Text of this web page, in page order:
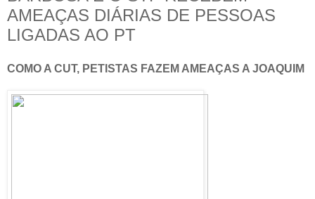
AMEAÇAS DIÁRIAS DE PESSOAS
LIGADAS AO PT
COMO A CUT, PETISTAS FAZEM AMEAÇAS A JOAQUIM